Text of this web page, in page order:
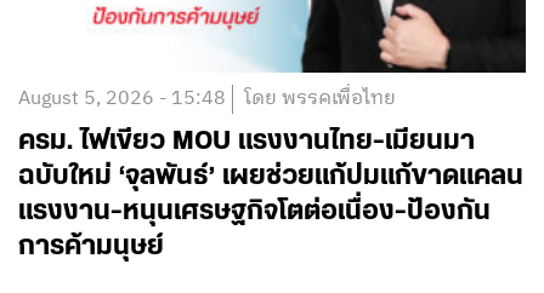
August 5, 2026 - 15:48 โดย พรรคเพื่อไทย
ครม. ไฟเขียว MOU แรงงานไทย-เมียนมา
ฉบับใหม่ ‘จุลพันธ์’ เผยช่วยแก้ปมแก้ขาดแคลน
แรงงาน-หนุนเศรษฐกิจโตต่อเนื่อง-ป้องกัน
การค้ามนุษย์